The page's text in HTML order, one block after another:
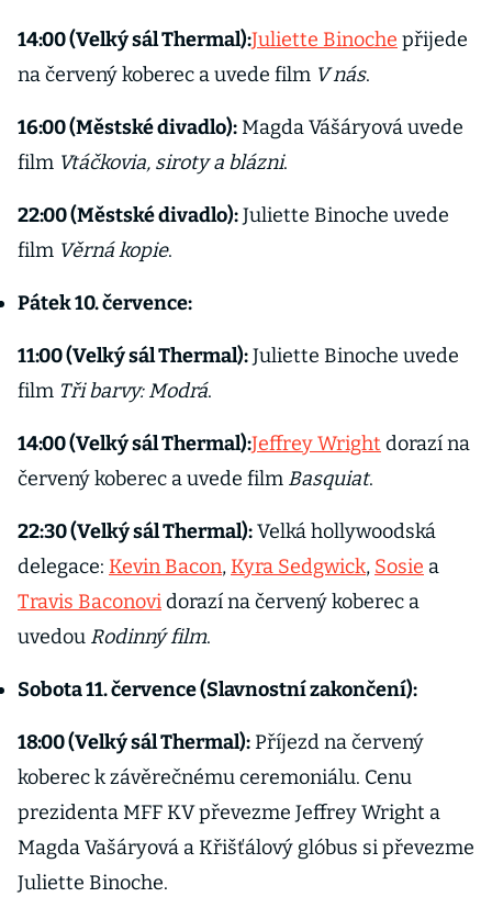
14:00 (Velký sál Thermal):Juliette Binoche přijede
na červený koberec a uvede film V nás.
16:00 (Městské divadlo):Magda Vášáryová uvede
film Vtáčkovia, siroty a blázni.
22:00 (Městské divadlo):Juliette Binoche uvede
film Věrná kopie.
Pátek 10. července:
11:00 (Velký sál Thermal):Juliette Binoche uvede
film Tři barvy: Modrá.
14:00 (Velký sál Thermal):Jeffrey Wright dorazí na
červený koberec a uvede film Basquiat.
22:30 (Velký sál Thermal):Velká hollywoodská
delegace: Kevin Bacon, Kyra Sedgwick, Sosie a
Travis Baconovidorazí na červený koberec a
uvedou Rodinný film.
Sobota 11. července (Slavnostní zakončení):
18:00 (Velký sál Thermal):Příjezd na červený
koberec k závěrečnému ceremoniálu. Cenu
prezidenta MFF KV převezme Jeffrey Wright a
Magda Vašáryová a Křišťálový glóbus si převezme
Juliette Binoche.